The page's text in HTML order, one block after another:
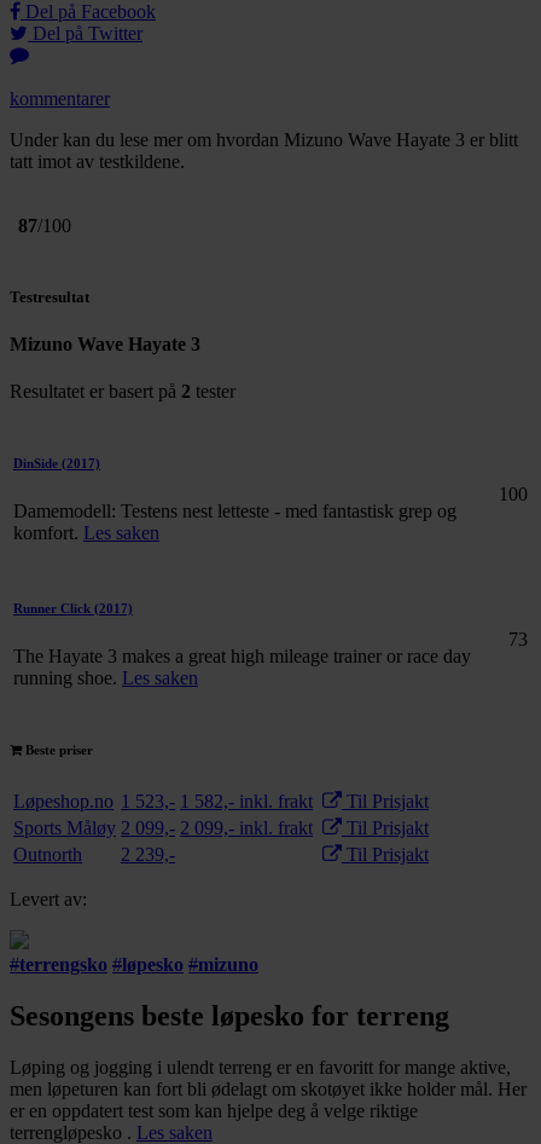
Del på Facebook
Del på Twitter
kommentarer
Under kan du lese mer om hvordan Mizuno Wave Hayate 3 er blitt
tatt imot av testkildene.
87/100
Testresultat
Mizuno Wave Hayate 3
Resultatet er basert på 2 tester
DinSide (2017)
Damemodell: Testens nest letteste - med fantastisk grep og
komfort. Les saken
100
Runner Click (2017)
The Hayate 3 makes a great high mileage trainer or race day
running shoe. Les saken
73
Beste priser
Løpeshop.no 1 523,- 1 582,- inkl. frakt
Til Prisjakt
Sports Måløy 2 099,- 2 099,- inkl. frakt
Til Prisjakt
Outnorth
2 239,- Til Prisjakt
Levert av:
#terrengsko #løpesko #mizuno
Sesongens beste løpesko for terreng
Løping og jogging i ulendt terreng er en favoritt for mange aktive,
men løpeturen kan fort bli ødelagt om skotøyet ikke holder mål. Her
er en oppdatert test som kan hjelpe deg å velge riktige
terrengløpesko . Les saken